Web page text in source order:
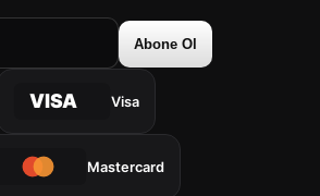
Abone Ol
VISA Visa
Mastercard